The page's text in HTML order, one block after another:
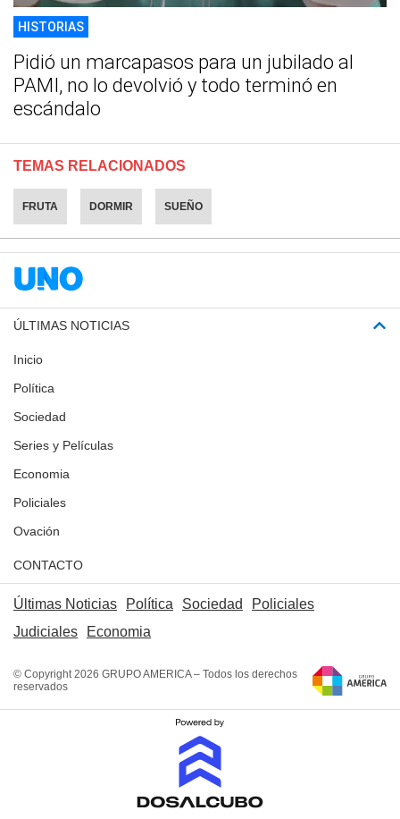
HISTORIAS
Pidió un marcapasos para un jubilado al
PAMI, no lo devolvió y todo terminó en
escándalo
TEMAS RELACIONADOS
FRUTA DORMIR SUEÑO
ÚLTIMAS NOTICIAS
Inicio
Política
Sociedad
Series y Películas
Economia
Policiales
Ovación
CONTACTO
Últimas Noticias Política Sociedad
Policiales
Judiciales
Economia
© Copyright 2026 GRUPO AMERICA – Todos los derechos
reservados